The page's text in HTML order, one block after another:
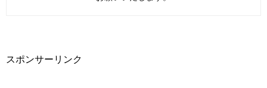
スポンサーリンク